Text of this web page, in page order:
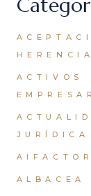
HERENCIA
ACTIVOS
JURÍDICA
AIFACTOR
ALBACEA